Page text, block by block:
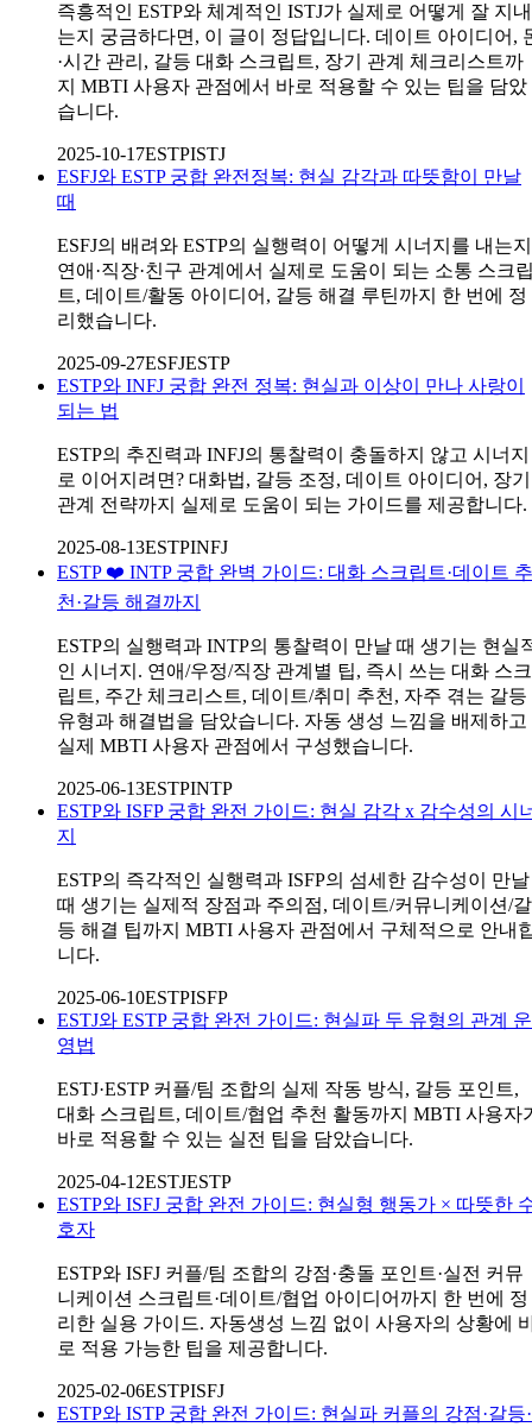
즉흥적인 ESTP와 체계적인 ISTJ가 실제로 어떻게 잘 지내
는지 궁금하다면, 이 글이 정답입니다. 데이트 아이디어,
·시간 관리, 갈등 대화 스크립트, 장기 관계 체크리스트까
지 MBTI 사용자 관점에서 바로 적용할 수 있는 팁을 담았
습니다.
2025-10-17ESTPISTJ
ESFJ와 ESTP 궁합 완전정복: 현실 감각과 따뜻함이 만날
때
ESFJ의 배려와 ESTP의 실행력이 어떻게 시너지를 내는
연애·직장·친구 관계에서 실제로 도움이 되는 소통 스크
트, 데이트/활동 아이디어, 갈등 해결 루틴까지 한 번에 정
리했습니다.
2025-09-27ESFJESTP
ESTP와 INFJ 궁합 완전 정복: 현실과 이상이 만나 사랑이
되는 법
ESTP의 추진력과 INFJ의 통찰력이 충돌하지 않고 시너지
로 이어지려면? 대화법, 갈등 조정, 데이트 아이디어, 장기
관계 전략까지 실제로 도움이 되는 가이드를 제공합니다.
2025-08-13ESTPINFJ
ESTP ❤️ INTP 궁합 완벽 가이드: 대화 스크립트·데이트 추
천·갈등 해결까지
ESTP의 실행력과 INTP의 통찰력이 만날 때 생기는 현실
인 시너지. 연애/우정/직장 관계별 팁, 즉시 쓰는 대화 스크
립트, 주간 체크리스트, 데이트/취미 추천, 자주 겪는 갈등
유형과 해결법을 담았습니다. 자동 생성 느낌을 배제하고
실제 MBTI 사용자 관점에서 구성했습니다.
2025-06-13ESTPINTP
ESTP와 ISFP 궁합 완전 가이드: 현실 감각 x 감수성의 시
지
ESTP의 즉각적인 실행력과 ISFP의 섬세한 감수성이 만날
때 생기는 실제적 장점과 주의점, 데이트/커뮤니케이션/갈
등 해결 팁까지 MBTI 사용자 관점에서 구체적으로 안내
니다.
2025-06-10ESTPISFP
ESTJ와 ESTP 궁합 완전 가이드: 현실파 두 유형의 관계 운
영법
ESTJ·ESTP 커플/팀 조합의 실제 작동 방식, 갈등 포인트,
대화 스크립트, 데이트/협업 추천 활동까지 MBTI 사용자
바로 적용할 수 있는 실전 팁을 담았습니다.
2025-04-12ESTJESTP
ESTP와 ISFJ 궁합 완전 가이드: 현실형 행동가 × 따뜻한
호자
ESTP와 ISFJ 커플/팀 조합의 강점·충돌 포인트·실전 커뮤
니케이션 스크립트·데이트/협업 아이디어까지 한 번에 정
리한 실용 가이드. 자동생성 느낌 없이 사용자의 상황에
로 적용 가능한 팁을 제공합니다.
2025-02-06ESTPISFJ
ESTP와 ISTP 궁합 완전 가이드: 현실파 커플의 강점·갈등·